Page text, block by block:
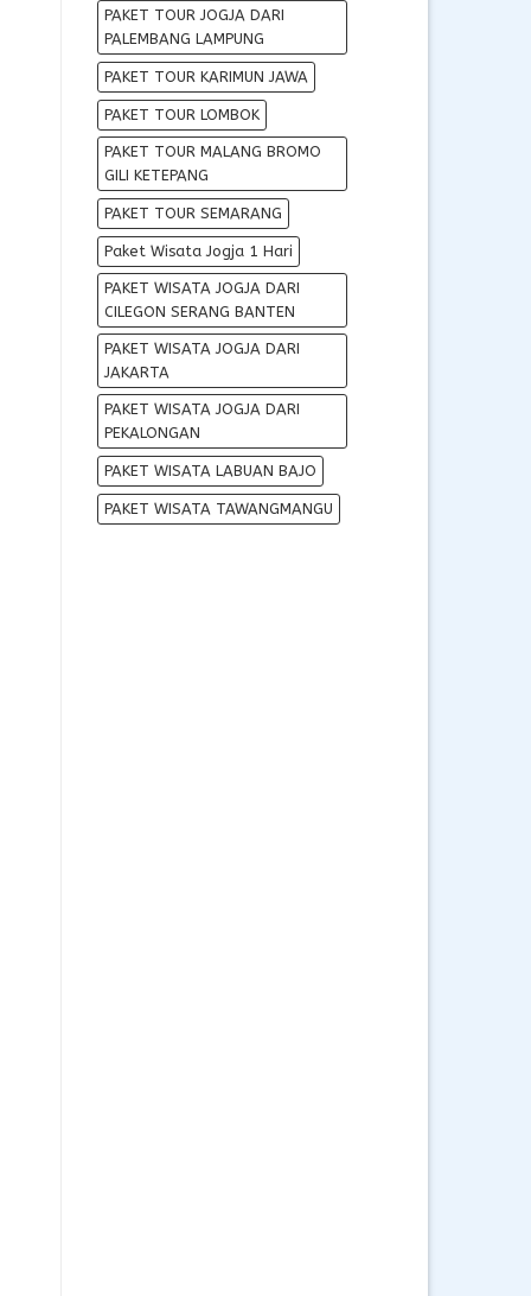
PAKET TOUR JOGJA DARI
PALEMBANG LAMPUNG
PAKET TOUR KARIMUN JAWA
PAKET TOUR LOMBOK
PAKET TOUR MALANG BROMO
GILI KETEPANG
PAKET TOUR SEMARANG
Paket Wisata Jogja 1 Hari
PAKET WISATA JOGJA DARI
CILEGON SERANG BANTEN
PAKET WISATA JOGJA DARI
JAKARTA
PAKET WISATA JOGJA DARI
PEKALONGAN
PAKET WISATA LABUAN BAJO
PAKET WISATA TAWANGMANGU